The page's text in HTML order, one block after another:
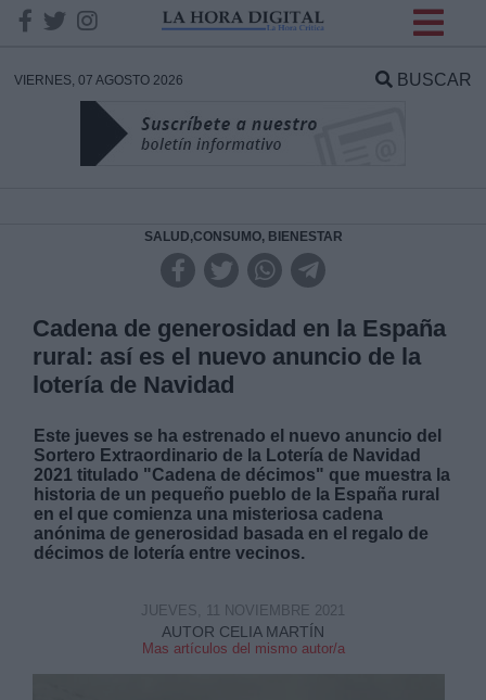
VIERNES, 07 AGOSTO 2026 BUSCAR
SALUD,CONSUMO, BIENESTAR
Cadena de generosidad en la España
rural: así es el nuevo anuncio de la
lotería de Navidad
Este jueves se ha estrenado el nuevo anuncio del
Sortero Extraordinario de la Lotería de Navidad
2021 titulado "Cadena de décimos" que muestra la
historia de un pequeño pueblo de la España rural
en el que comienza una misteriosa cadena
anónima de generosidad basada en el regalo de
décimos de lotería entre vecinos.
AUTOR CELIA MARTÍN
Mas artículos del mismo autor/a
JUEVES, 11 NOVIEMBRE 2021
DATOS
Responsable:
Legitimación:
Destinatarios: